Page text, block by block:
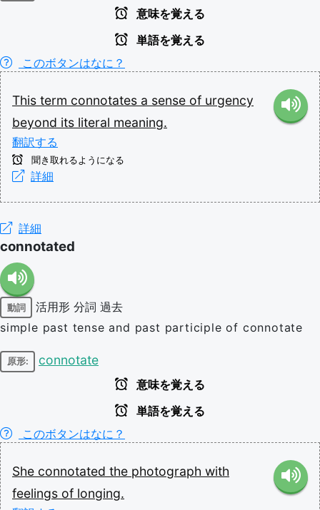
意味を覚える
単語を覚える
このボタンはなに？
This term connotates a sense of urgency
beyond its literal meaning.
翻訳する
聞き取れるようになる
詳細
詳細
connotated
動詞 活用形 分詞 過去
simple past tense and past participle of connotate
原形: connotate
意味を覚える
単語を覚える
このボタンはなに？
She connotated the photograph with
feelings of longing.